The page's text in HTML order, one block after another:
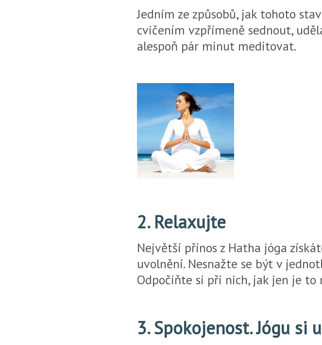
Jedním ze způsobů, jak tohoto
cvičením vzpřímeně sednout,
alespoň pár minut meditovat.
2. Relaxujte
Největší přínos z Hatha jóga
uvolnění. Nesnažte se být v
Odpočiňte si při nich, jak jen je to
3. Spokojenost. Jógu si